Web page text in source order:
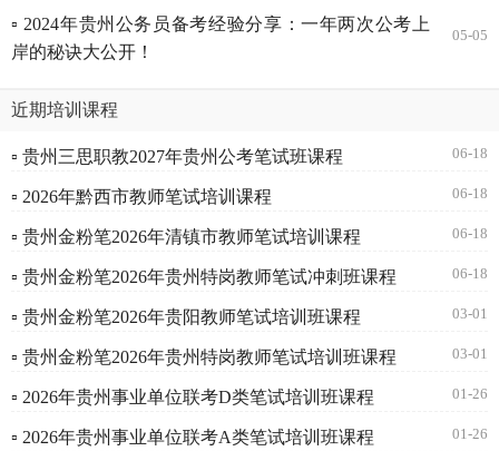
▫ 2024年贵州公务员备考经验分享：一年两次公考上
岸的秘诀大公开！
05-05
近期培训课程
▫ 贵州三思职教2027年贵州公考笔试班课程 06-18
▫ 2026年黔西市教师笔试培训课程 06-18
▫ 贵州金粉笔2026年清镇市教师笔试培训课程 06-18
▫ 贵州金粉笔2026年贵州特岗教师笔试冲刺班课程 06-18
▫ 贵州金粉笔2026年贵阳教师笔试培训班课程 03-01
▫ 贵州金粉笔2026年贵州特岗教师笔试培训班课程 03-01
▫ 2026年贵州事业单位联考D类笔试培训班课程 01-26
▫ 2026年贵州事业单位联考A类笔试培训班课程 01-26